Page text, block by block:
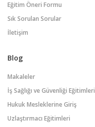
Eğitim Öneri Formu
Sık Sorulan Sorular
İletişim
Blog
Makaleler
İş Sağlığı ve Güvenliği Eğitimleri
Hukuk Mesleklerine Giriş
Uzlaştırmacı Eğitimleri